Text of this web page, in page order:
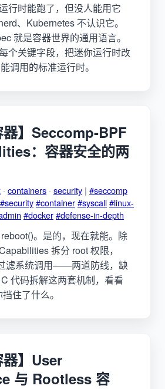
行时能跑了，但没人能用它
、Kubernetes 不认识它。
就是容器世界的通用语言。
个关键字段，把迷你运行时改
调用的标准运行时。
器】Seccomp-BPF
：容器安全的两
· containers · security | #seccomp
#security#container#syscall#linux-
#docker#defense-in-depth
。是的，现在就能。除
拆分 root 权限，
滤系统调用——两道防线，缺
代码拆解这两套机制，看看
住了什么。
器】User
与 Rootless 容